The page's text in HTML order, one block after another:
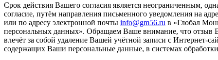
Срок действия Вашего согласия является неограниченным,
согласие, путём направления письменного уведомления на
или по адресу электронной почты info@gm56.ru в «Глобал
персональных данных». Обращаем Ваше внимание, что отзыв
влечёт за собой удаление Вашей учётной записи с Интернет-
содержащих Ваши персональные данные, в системах